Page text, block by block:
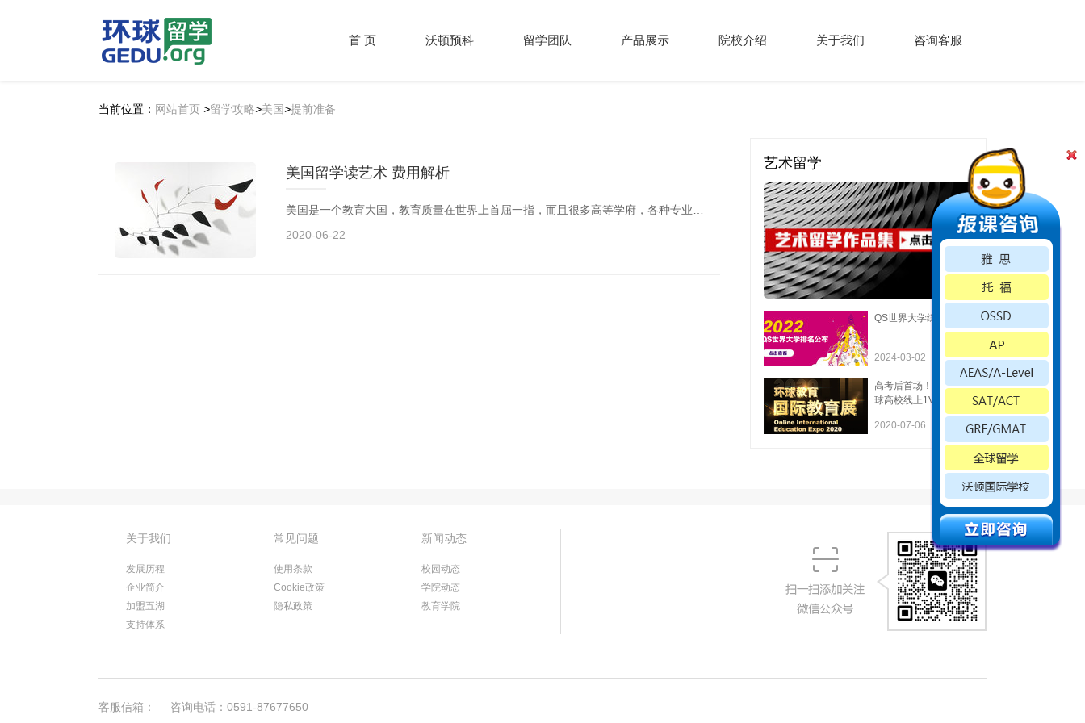
首 页 沃顿预科 留学团队 产品展示 院校介绍 关于我们 咨询客服
当前位置： 网站首页 >留学攻略>美国>提前准备
美国留学读艺术 费用解析
2020-06-22
艺术留学
QS世界大学综合排名
2024-03-02
高考后首场！150所全
球高校线上1V1互动体
2020-07-06
关于我们
发展历程
企业简介
加盟五湖
支持体系
常见问题
使用条款
Cookie政策
隐私政策
新闻动态
校园动态
学院动态
教育学院
客服信箱： 咨询电话：0591-87677650